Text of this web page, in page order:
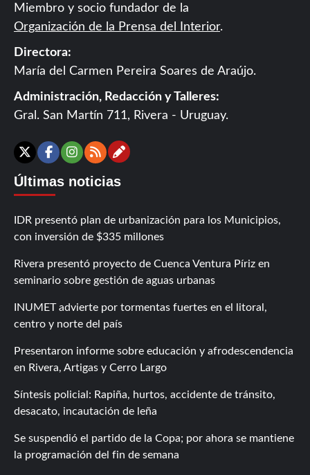
Miembro y socio fundador de la
Organización de la Prensa del Interior.
Directora:
María del Carmen Pereira Soares de Araújo.
Administración, Redacción y Talleres:
Gral. San Martín 711, Rivera - Uruguay.
X Facebook
Instagram
RSSContáctanos
Últimas noticias
IDR presentó plan de urbanización para los Municipios,
con inversión de $335 millones
Rivera presentó proyecto de Cuenca Ventura Píriz en
seminario sobre gestión de aguas urbanas
INUMET advierte por tormentas fuertes en el litoral,
centro y norte del país
Presentaron informe sobre educación y afrodescendencia
en Rivera, Artigas y Cerro Largo
Síntesis policial: Rapiña, hurtos, accidente de tránsito,
desacato, incautación de leña
Se suspendió el partido de la Copa; por ahora se mantiene
la programación del fin de semana